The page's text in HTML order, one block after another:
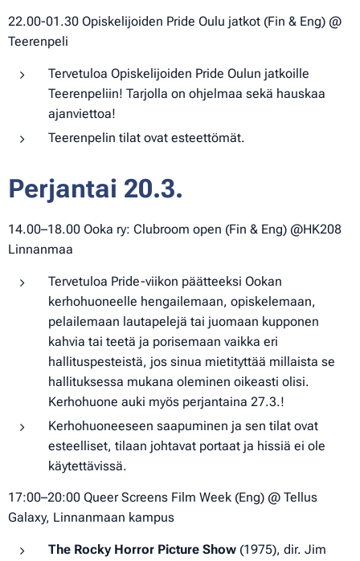
22.00-01.30 Opiskelijoiden Pride Oulu jatkot (Fin & Eng) @
Teerenpeli
Tervetuloa Opiskelijoiden Pride Oulun jatkoille
Teerenpeliin! Tarjolla on ohjelmaa sekä hauskaa
ajanviettoa!
Teerenpelin tilat ovat esteettömät.
Perjantai 20.3.
14.00–18.00 Ooka ry: Clubroom open (Fin & Eng) @HK208
Linnanmaa
Tervetuloa Pride-viikon päätteeksi Ookan
kerhohuoneelle hengailemaan, opiskelemaan,
pelailemaan lautapelejä tai juomaan kupponen
kahvia tai teetä ja porisemaan vaikka eri
hallituspesteistä, jos sinua mietityttää millaista se
hallituksessa mukana oleminen oikeasti olisi.
Kerhohuone auki myös perjantaina 27.3.!
Kerhohuoneeseen saapuminen ja sen tilat ovat
esteelliset, tilaan johtavat portaat ja hissiä ei ole
käytettävissä.
17:00–20:00 Queer Screens Film Week (Eng) @ Tellus
Galaxy, Linnanmaan kampus
The Rocky Horror Picture Show (1975), dir. Jim